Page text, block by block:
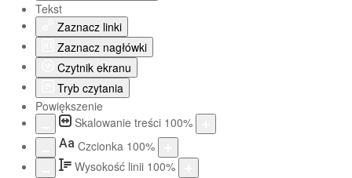
Tekst
Zaznacz linki
Zaznacz nagłówki
Czytnik ekranu
Tryb czytania
Powiększenie
Skalowanie treści 100%
Aa Czcionka 100%
Wysokość linii 100%